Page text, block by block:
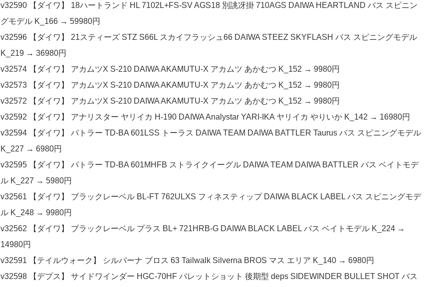
v32590 【ダイワ】 18ハートランド HL 7102L+FS-SV AGS18 別誂冴掛 710AGS DAIWA HEARTLAND バス スピニン
グモデル K_166 → 59980円
v32596 【ダイワ】 21スティーズ STZ S66L スカイフラッシュ66 DAIWA STEEZ SKYFLASH バス スピニングモデル
K_219 → 36980円
v32574 【ダイワ】 アカムツX S-210 DAIWA AKAMUTU-X アカムツ あかむつ K_152 → 9980円
v32573 【ダイワ】 アカムツX S-210 DAIWA AKAMUTU-X アカムツ あかむつ K_152 → 9980円
v32572 【ダイワ】 アカムツX S-210 DAIWA AKAMUTU-X アカムツ あかむつ K_152 → 9980円
v32592 【ダイワ】 アナリスター ヤリイカ H-190 DAIWA Analystar YARI-IKA ヤリイカ やりいか K_142 → 16980円
v32594 【ダイワ】 バトラー TD-BA 601LSS トーラス DAIWA TEAM DAIWA BATTLER Taurus バス スピニングモデル
K_227 → 6980円
v32595 【ダイワ】 バトラー TD-BA 601MHFB ストライクイーグル DAIWA TEAM DAIWA BATTLER バス ベイトモデ
ル K_227 → 5980円
v32561 【ダイワ】 ブラックレーベル BL-FT 762ULXS フィネスティップ DAIWA BLACK LABEL バス スピニングモデ
ル K_248 → 9980円
v32562 【ダイワ】 ブラックレーベル プラス BL+ 721HRB-G DAIWA BLACK LABEL バス ベイトモデル K_224 →
14980円
v32591 【テイルウォーク】 シルバーナ ブロス 63 Tailwalk Silverna BROS マス エリア K_140 → 6980円
v32598 【デプス】 サイドワインダー HGC-70HF バレットショット 後期型 deps SIDEWINDER BULLET SHOT バス